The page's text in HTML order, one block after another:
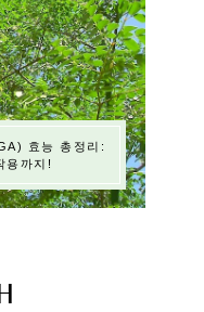
효능 총정리:
용까지!